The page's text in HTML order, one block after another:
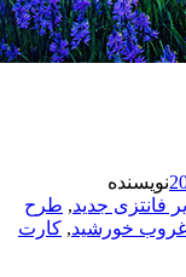
جدید ,طرح
,کارت